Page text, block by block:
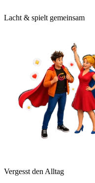
Lacht & spielt gemeinsam
Vergesst den Alltag